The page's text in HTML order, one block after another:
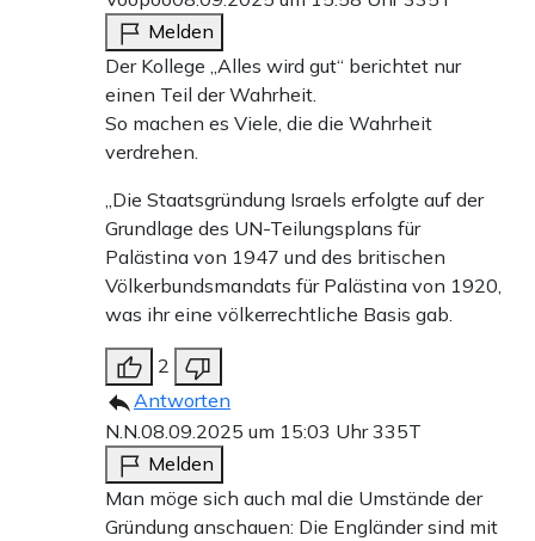
Melden
Der Kollege „Alles wird gut“ berichtet nur
einen Teil der Wahrheit.
So machen es Viele, die die Wahrheit
verdrehen.
„Die Staatsgründung Israels erfolgte auf der
Grundlage des UN-Teilungsplans für
Palästina von 1947 und des britischen
Völkerbundsmandats für Palästina von 1920,
was ihr eine völkerrechtliche Basis gab.
2
Antworten
N.N.08.09.2025 um 15:03 Uhr335T
Melden
Man möge sich auch mal die Umstände der
Gründung anschauen: Die Engländer sind mit